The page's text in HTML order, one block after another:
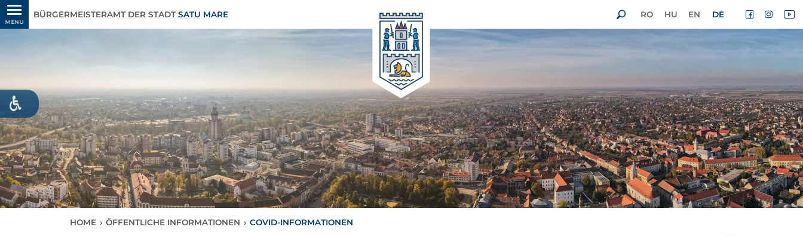
MENU
BÜRGERMEISTERAMT DER STADT SATU MARE RO HU EN DE
HOME › ÖFFENTLICHE INFORMATIONEN › COVID-INFORMATIONEN